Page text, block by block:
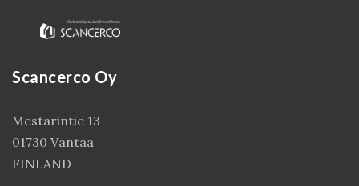
Scancerco Oy
Mestarintie 13
01730 Vantaa
FINLAND